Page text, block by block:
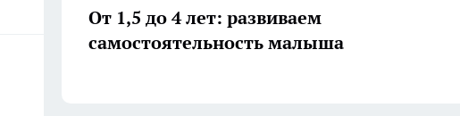
От 1,5 до 4 лет: развиваем
самостоятельность малыша